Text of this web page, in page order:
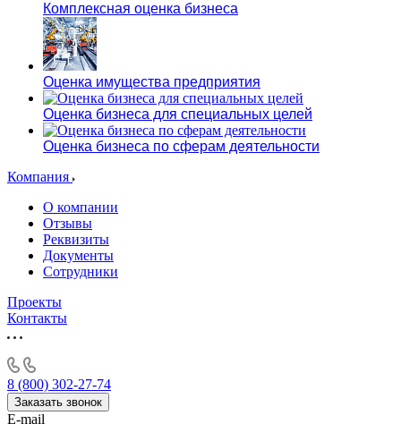
Комплексная оценка бизнеса
Оценка имущества предприятия
Оценка бизнеса для специальных целей
Оценка бизнеса по сферам деятельности
Компания
О компании
Отзывы
Реквизиты
Документы
Сотрудники
Проекты
Контакты
8 (800) 302-27-74
Заказать звонок
E-mail